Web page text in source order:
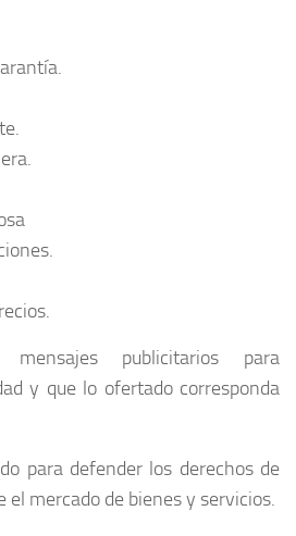
mensajes publicitarios para
y que lo ofertado corresponda
para defender los derechos de
el mercado de bienes y servicios.